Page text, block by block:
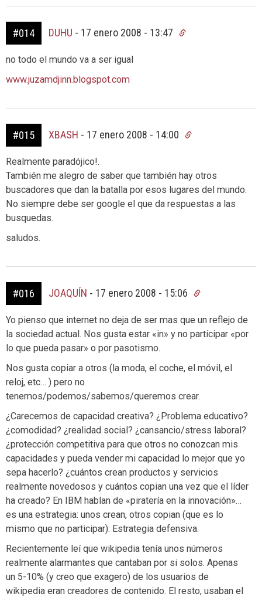
#014 DUHU - 17 enero 2008 - 13:47
no todo el mundo va a ser igual
www.juzamdjinn.blogspot.com
#015 XBASH - 17 enero 2008 - 14:00
Realmente paradójico!.
También me alegro de saber que también hay otros
buscadores que dan la batalla por esos lugares del mundo.
No siempre debe ser google el que da respuestas a las
busquedas.
saludos.
#016 JOAQUÍN - 17 enero 2008 - 15:06
Yo pienso que internet no deja de ser mas que un reflejo de
la sociedad actual. Nos gusta estar «in» y no participar «por
lo que pueda pasar» o por pasotismo.
Nos gusta copiar a otros (la moda, el coche, el móvil, el
reloj, etc… ) pero no
tenemos/podemos/sabemos/queremos crear.
¿Carecemos de capacidad creativa? ¿Problema educativo?
¿comodidad? ¿realidad social? ¿cansancio/stress laboral?
¿protección competitiva para que otros no conozcan mis
capacidades y pueda vender mi capacidad lo mejor que yo
sepa hacerlo? ¿cuántos crean productos y servicios
realmente novedosos y cuántos copian una vez que el líder
ha creado? En IBM hablan de «piratería en la innovación»…
es una estrategia: unos crean, otros copian (que es lo
mismo que no participar): Estrategia defensiva.
Recientemente leí que wikipedia tenía unos números
realmente alarmantes que cantaban por si solos. Apenas
un 5-10% (y creo que exagero) de los usuarios de
wikipedia eran creadores de contenido. El resto, usaban el